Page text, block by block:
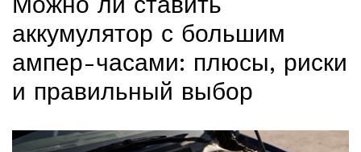
аккумулятор с большим
ампер-часами: плюсы, риски
и правильный выбор